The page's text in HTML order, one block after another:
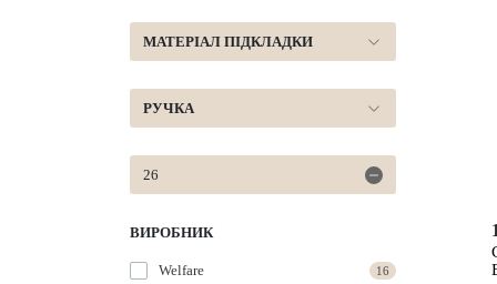
МАТЕРІАЛ ПІДКЛАДКИ
РУЧКА
26
ВИРОБНИК
Welfare 16